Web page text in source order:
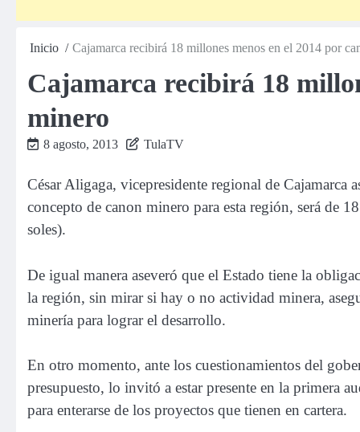
Inicio Cajamarca recibirá 18 millones menos en el 2014 por
Cajamarca recibirá 18
minero
8 agosto, 2013 TulaTV
César Aligaga, vicepresidente regional de Cajamarca
concepto de canon minero para esta región, será de
soles).
De igual manera aseveró que el Estado tiene la
la región, sin mirar si hay o no actividad minera,
minería para lograr el desarrollo.
En otro momento, ante los cuestionamientos del
presupuesto, lo invitó a estar presente en la primera
para enterarse de los proyectos que tienen en cartera.